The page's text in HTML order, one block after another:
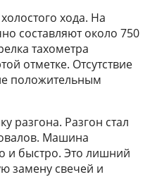
хода. На
составляют около 750
тахометра
отметке. Отсутствие
положительным
разгона. Разгон стал
Машина
и быстро. Это лишний
замену свечей и